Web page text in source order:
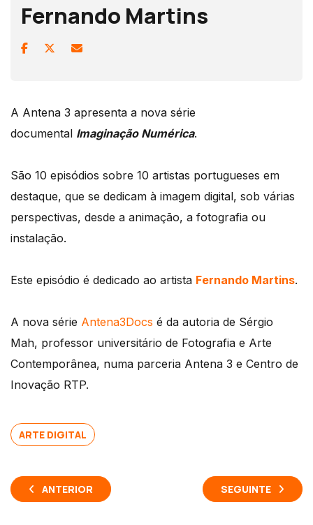
Fernando Martins
A Antena 3 apresenta a nova série
documental Imaginação Numérica.
São 10 episódios sobre 10 artistas portugueses em
destaque, que se dedicam à imagem digital, sob várias
perspectivas, desde a animação, a fotografia ou
instalação.
Este episódio é dedicado ao artista Fernando Martins.
A nova série Antena3Docs é da autoria de Sérgio
Mah, professor universitário de Fotografia e Arte
Contemporânea, numa parceria Antena 3 e Centro de
Inovação RTP.
ARTE DIGITAL
ANTERIOR SEGUINTE